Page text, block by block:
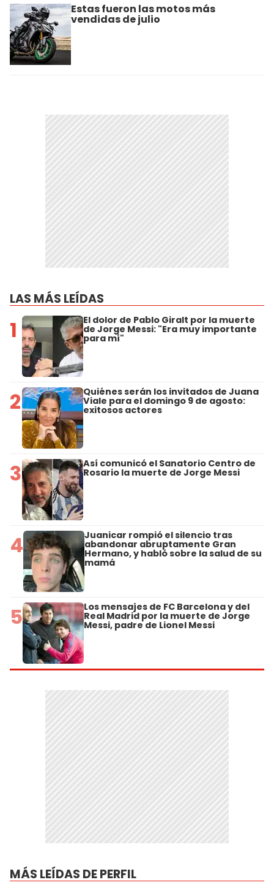
Estas fueron las motos más
vendidas de julio
LAS MÁS LEÍDAS
1 El dolor de Pablo Giralt por la muerte
de Jorge Messi: "Era muy importante
para mí"
2 Quiénes serán los invitados de Juana
Viale para el domingo 9 de agosto:
exitosos actores
3 Así comunicó el Sanatorio Centro de
Rosario la muerte de Jorge Messi
4 Juanicar rompió el silencio tras
abandonar abruptamente Gran
Hermano, y habló sobre la salud de su
mamá
5 Los mensajes de FC Barcelona y del
Real Madrid por la muerte de Jorge
Messi, padre de Lionel Messi
MÁS LEÍDAS DE PERFIL